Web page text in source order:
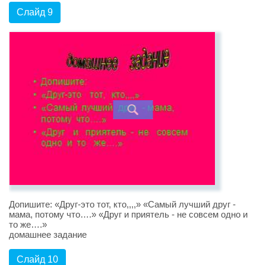
Слайд 9
Допишите: «Друг-это тот, кто,,,,» «Самый лучший друг -
мама, потому что….» «Друг и приятель - не совсем одно и
то же….»
домашнее задание
Слайд 10